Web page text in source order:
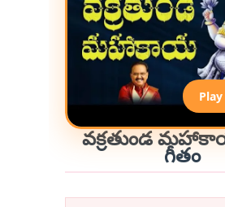
వక్రతుండ
గీతం